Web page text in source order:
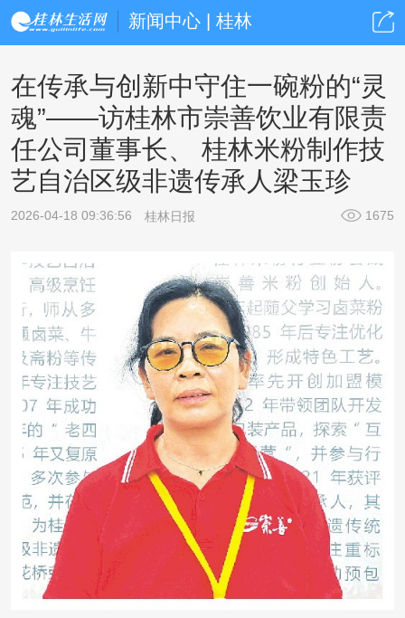
新闻中心 | 桂林
在传承与创新中守住一碗粉的“灵
魂”——访桂林市崇善饮业有限责
任公司董事长、 桂林米粉制作技
艺自治区级非遗传承人梁玉珍
2026-04-18 09:36:56 桂林日报 1675